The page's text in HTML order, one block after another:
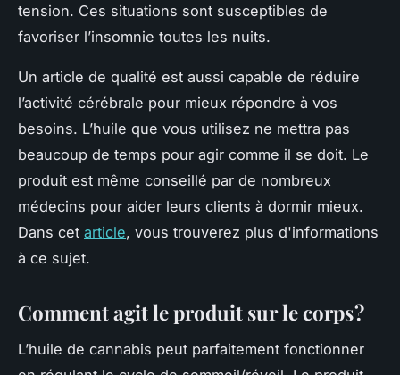
tension. Ces situations sont susceptibles de
favoriser l’insomnie toutes les nuits.
Un article de qualité est aussi capable de réduire
l’activité cérébrale pour mieux répondre à vos
besoins. L’huile que vous utilisez ne mettra pas
beaucoup de temps pour agir comme il se doit. Le
produit est même conseillé par de nombreux
médecins pour aider leurs clients à dormir mieux.
Dans cet article, vous trouverez plus d'informations
à ce sujet.
Comment agit le produit sur le corps ?
L’huile de cannabis peut parfaitement fonctionner